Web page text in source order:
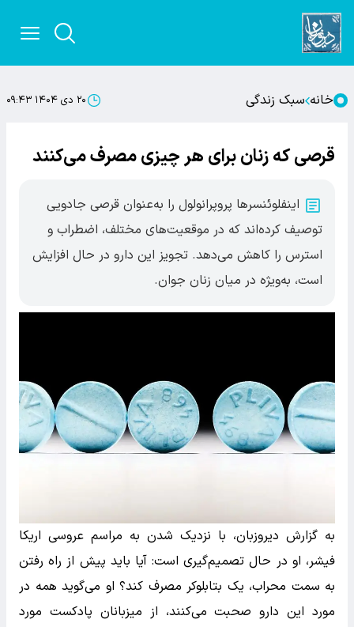
خانه سبک زندگی ۲۰ دی ۱۴۰۴ ۰۹:۴۳
قرصی که زنان برای هر چیزی مصرف می‌کنند
اینفلوئنسرها پروپرانولول را به‌عنوان قرصی جادویی
توصیف کرده‌اند که در موقعیت‌های مختلف، اضطراب و
استرس را کاهش می‌دهد. تجویز این دارو در حال افزایش
است، به‌ویژه در میان زنان جوان.
به گزارش دیروزبان، با نزدیک شدن به مراسم عروسی اریکا
فیشر، او در حال تصمیم‌گیری است: آیا باید پیش از راه رفتن
به سمت محراب، یک بتابلوکر مصرف کند؟ او می‌گوید همه در
مورد این دارو صحبت می‌کنند، از میزبانان پادکست مورد